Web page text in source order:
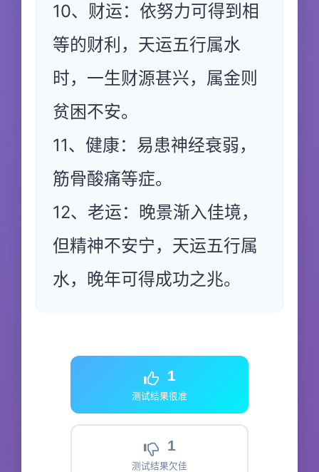
10、财运：依努力可得到相
等的财利，天运五行属水
时，一生财源甚兴，属金则
贫困不安。
11、健康：易患神经衰弱，
筋骨酸痛等症。
12、老运：晚景渐入佳境，
但精神不安宁，天运五行属
水，晚年可得成功之兆。
1
测试结果很准
1
测试结果欠佳